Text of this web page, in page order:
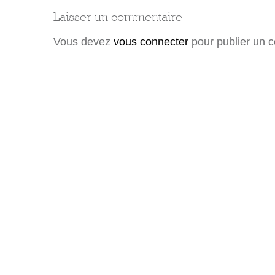
Laisser un commentaire
Vous devez vous connecter pour publier un